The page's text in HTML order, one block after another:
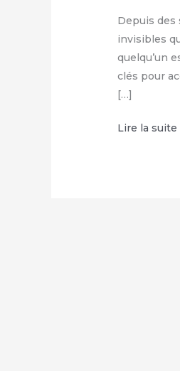
Depuis
invisibles
quelqu’un
clés pour
[…]
Jeter
Lire la suite